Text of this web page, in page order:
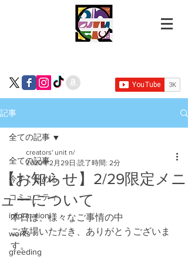
記事
全ての記事
今すぐ始める
コミュニティ
information
works
greeding
全ての記事
【お知らせ】2/29限定メニ
ューについて
creators' unit n/
2020年2月29日 読了時間: 2分
本日は、様々なご事情の中
ご来場いただき、ありがとうございま
す。